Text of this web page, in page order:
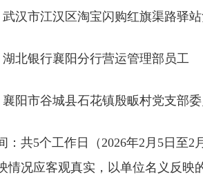
汉市江汉区淘宝闪购红旗渠路驿站
北银行襄阳分行营运管理部员工
阳市谷城县石花镇殷畈村党支部
：共5个工作日（2026年2月5日至
情况应客观真实，以单位名义反映